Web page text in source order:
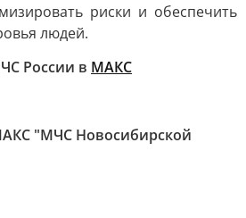
риски и обеспечить
людей.
России в МАКС
"МЧС Новосибирской